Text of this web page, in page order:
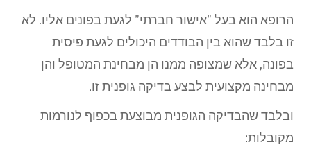
הרופא הוא בעל "אישור חברתי" לגעת בפונים אליו. לא
זו בלבד שהוא בין הבודדים היכולים לגעת פיסית
בפונה, אלא שמצופה ממנו הן מבחינת המטופל והן
מבחינה מקצועית לבצע בדיקה גופנית זו.
ובלבד שהבדיקה הגופנית מבוצעת בכפוף לנורמות
מקובלות: